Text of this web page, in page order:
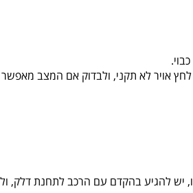
לא תקני, ולבדוק אם המצב מאפשר
להגיע בהקדם עם הרכב לתחנת דלק,